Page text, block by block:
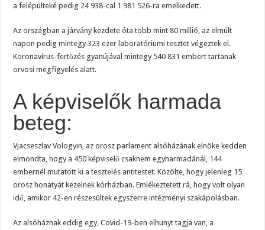
a felépülteké pedig 24 938-cal 1 981 526-ra emelkedett.
Az országban a járvány kezdete óta több mint 80 millió, az elmúlt
napon pedig mintegy 323 ezer laboratóriumi tesztet végeztek el.
Koronavírus-fertőzés gyanújával mintegy 540 831 embert tartanak
orvosi megfigyelés alatt.
A képviselők harmada
beteg:
Vjacseszlav Vologyin, az orosz parlament alsóházának elnöke kedden
elmondta, hogy a 450 képviselő csaknem egyharmadánál, 144
embernél mutatott ki a tesztelés antitestet. Közölte, hogy jelenleg 15
orosz honatyát kezelnek kórházban. Emlékeztetett rá, hogy volt olyan
idő, amikor 42-en részesültek egyszerre intézményi szakápolásban.
Az alsóháznak eddig egy, Covid-19-ben elhunyt tagja van, a